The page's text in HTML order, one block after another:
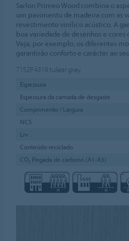
Sarlon Primeo Wood combina o
um pavimento de madeira com as
revestimento vinílico acústico. A
boa variedade de desenhos e
Veja, por exemplo, os diferentes
garantirão conforto e carácter ao
7152P4319tulear grey
Espessura
Espessura da camada de desgaste
Comprimento / Largura
NCS
Lrv
Conteúdo reciclado
CO₂ Pegada de carbono (A1-A3)